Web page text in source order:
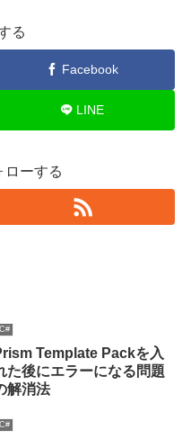
る
Facebook
LINE
ローする
C#
Template Packを入
た後にエラーになる問題
解消法
C#